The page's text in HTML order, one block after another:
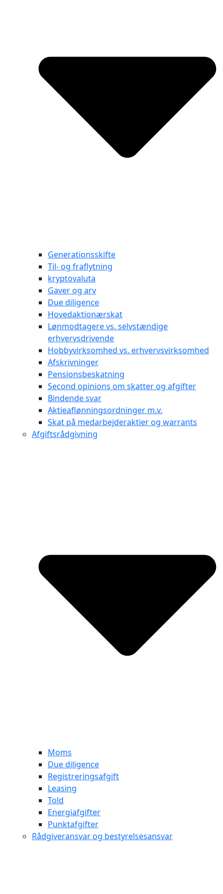
Generationsskifte
Til- og fraflytning
kryptovaluta
Gaver og arv
Due diligence
Hovedaktionærskat
Lønmodtagere vs. selvstændige
erhvervsdrivende
Hobbyvirksomhed vs. erhvervsvirksomhed
Afskrivninger
Pensionsbeskatning
Second opinions om skatter og afgifter
Bindende svar
Aktieaflønningsordninger m.v.
Skat på medarbejderaktier og warrants
Afgiftsrådgivning
Moms
Due diligence
Registreringsafgift
Leasing
Told
Energiafgifter
Punktafgifter
Rådgiveransvar og bestyrelsesansvar